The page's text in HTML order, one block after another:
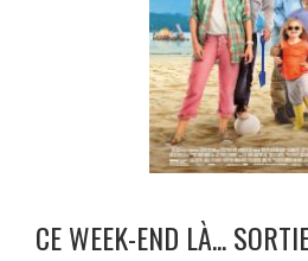
CE WEEK-END LÀ...